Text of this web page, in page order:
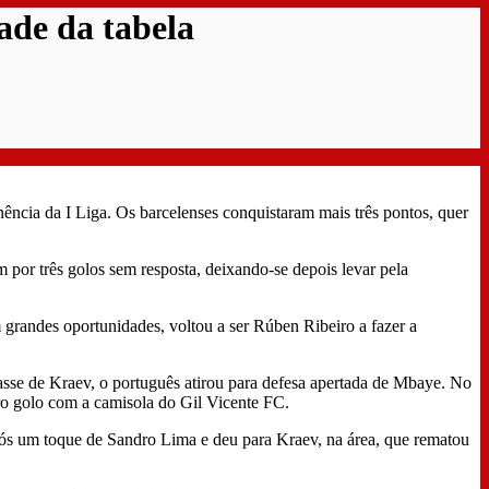
da tabela
da I Liga. Os barcelenses conquistaram mais três pontos, quer
três golos sem resposta, deixando-se depois levar pela
oportunidades, voltou a ser Rúben Ribeiro a fazer a
de Kraev, o português atirou para defesa apertada de Mbaye. No
golo com a camisola do Gil Vicente FC.
toque de Sandro Lima e deu para Kraev, na área, que rematou